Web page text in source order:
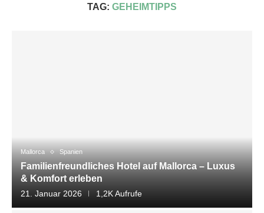
TAG: GEHEIMTIPPS
Mallorca Spanien
Familienfreundliches Hotel auf Mallorca – Luxus
& Komfort erleben
21. Januar 2026 1,2K Aufrufe